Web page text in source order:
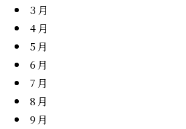
3月
4月
5月
6月
7月
8月
9月